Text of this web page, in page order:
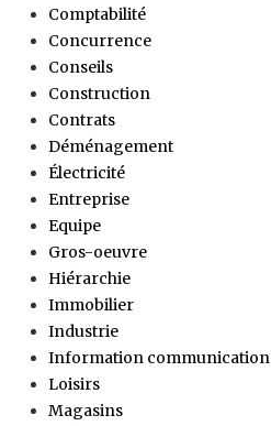
Comptabilité
Concurrence
Conseils
Construction
Contrats
Déménagement
Électricité
Entreprise
Equipe
Gros-oeuvre
Hiérarchie
Immobilier
Industrie
Information communication
Loisirs
Magasins